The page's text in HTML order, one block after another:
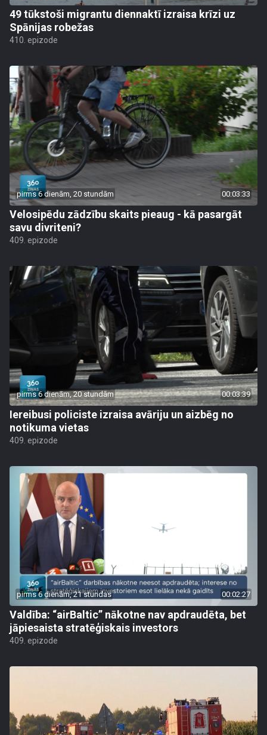
49 tūkstoši migrantu diennaktī izraisa krīzi uz
Spānijas robežas
410. epizode
pirms 6 dienām, 20 stundām 00:03:33
Velosipēdu zādzību skaits pieaug - kā pasargāt
savu divriteni?
409. epizode
pirms 6 dienām, 20 stundām 00:03:39
Iereibusi policiste izraisa avāriju un aizbēg no
notikuma vietas
409. epizode
pirms 6 dienām, 21 stundas 00:02:27
Valdība: “airBaltic” nākotne nav apdraudēta, bet
jāpiesaista stratēģiskais investors
409. epizode